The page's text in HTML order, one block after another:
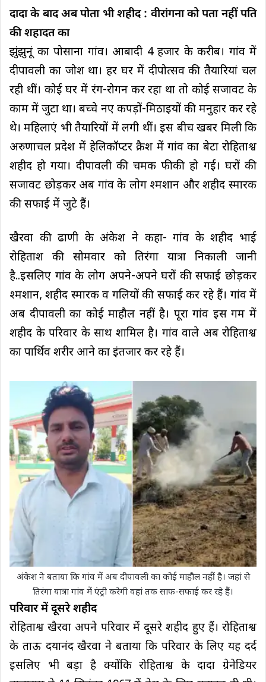
दादा के बाद अब पोता भी शहीद : वीरांगना को पता नहीं पति
की शहादत का
झुंझुनूं का पोसाना गांव। आबादी 4 हजार के करीब। गांव में
दीपावली का जोश था। हर घर में दीपोत्सव की तैयारियां चल
रही थीं। कोई घर में रंग-रोगन कर रहा था तो कोई सजावट के
काम में जुटा था। बच्चे नए कपड़ों-मिठाइयों की मनुहार कर रहे
थे। महिलाएं भी तैयारियों में लगी थीं। इस बीच खबर मिली कि
अरुणाचल प्रदेश में हेलिकॉप्टर क्रैश में गांव का बेटा रोहिताश्व
शहीद हो गया। दीपावली की चमक फीकी हो गई। घरों की
सजावट छोड़कर अब गांव के लाेग श्मशान और शहीद स्मारक
की सफाई में जुटे हैं।
खैरवा की ढाणी के अंकेश ने कहा- गांव के शहीद भाई
रोहिताश की सोमवार को तिरंगा यात्रा निकाली जानी
है..इसलिए गांव के लोग अपने-अपने घरों की सफाई छोड़कर
श्मशान, शहीद स्मारक व गलियों की सफाई कर रहे हैं। गांव में
अब दीपावली का कोई माहौल नहीं है। पूरा गांव इस गम में
शहीद के परिवार के साथ शामिल है। गांव वाले अब रोहिताश्व
का पार्थिव शरीर आने का इंतजार कर रहे हैं।
अंकेश ने बताया कि गांव में अब दीपावली का कोई माहौल नहीं है। जहां से
तिरंगा यात्रा गांव में एंट्री करेगी वहां तक साफ-सफाई कर रहे हैं।
परिवार में दूसरे शहीद
रोहिताश्व खैरवा अपने परिवार में दूसरे शहीद हुए हैं। रोहिताश्व
के ताऊ दयानंद खैरवा ने बताया कि परिवार के लिए यह दर्द
इसलिए भी बड़ा है क्योंकि रोहिताश्व के दादा ग्रेनेडियर